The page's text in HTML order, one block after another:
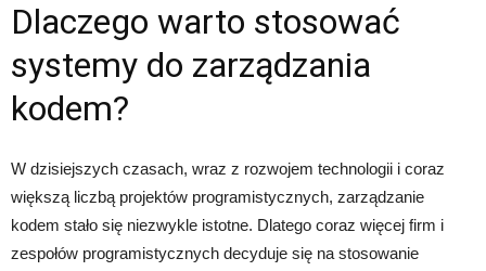
Dlaczego warto stosować
systemy do zarządzania
kodem?
W dzisiejszych czasach, wraz z rozwojem technologii i coraz
większą liczbą projektów programistycznych, zarządzanie
kodem stało się niezwykle istotne. Dlatego coraz więcej firm i
zespołów programistycznych decyduje się na stosowanie